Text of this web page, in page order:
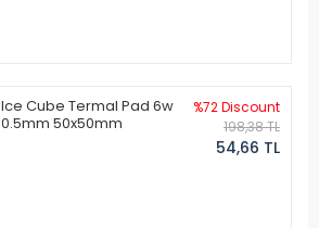
Ice Cube Termal Pad 6w
0.5mm 50x50mm
%72 Discount
198,38 TL
54,66 TL